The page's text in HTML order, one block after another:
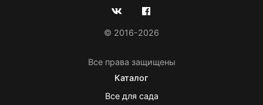
© 2016-2026
Все права защищены
Каталог
Все для сада